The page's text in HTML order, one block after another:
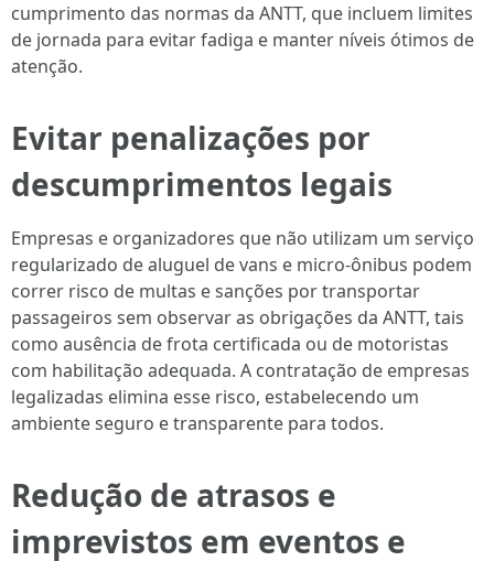
cumprimento das normas da ANTT, que incluem limites
de jornada para evitar fadiga e manter níveis ótimos de
atenção.
Evitar penalizações por
descumprimentos legais
Empresas e organizadores que não utilizam um serviço
regularizado de aluguel de vans e micro-ônibus podem
correr risco de multas e sanções por transportar
passageiros sem observar as obrigações da ANTT, tais
como ausência de frota certificada ou de motoristas
com habilitação adequada. A contratação de empresas
legalizadas elimina esse risco, estabelecendo um
ambiente seguro e transparente para todos.
Redução de atrasos e
imprevistos em eventos e